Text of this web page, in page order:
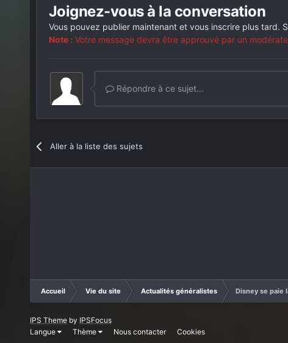
Joignez-vous à la conversation
Vous pouvez publier maintenant et vous inscrire plus tard.
Note : Votre message devra être approuvé par un
Répondre à ce sujet...
Aller à la liste des sujets
Accueil Vie du site Actualités généralistes Disney se paie
IPS Themeby IPSFocus
Langue
Thème Nous contacter Cookies